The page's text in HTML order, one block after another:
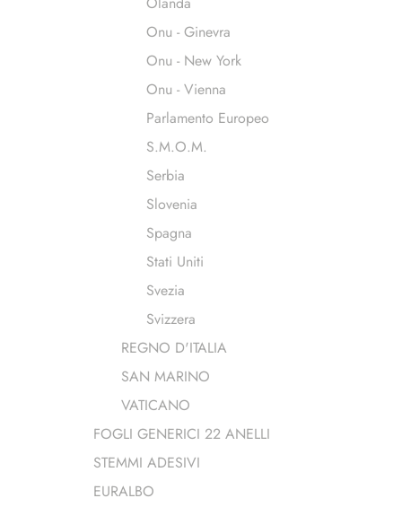
Onu - Ginevra
Onu - New York
Onu - Vienna
Parlamento Europeo
S.M.O.M.
Serbia
Slovenia
Spagna
Stati Uniti
Svezia
Svizzera
REGNO D'ITALIA
SAN MARINO
VATICANO
FOGLI GENERICI 22 ANELLI
STEMMI ADESIVI
EURALBO